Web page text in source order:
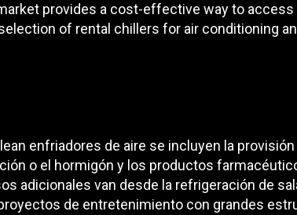
MedGas
Minería
Silvicultura
REQUEST A
provides a cost-effective way to
of rental chillers for air conditioning
enfriadores de aire se incluyen la
o el hormigón y los productos
adicionales van desde la refrigeración de
de entretenimiento con grandes